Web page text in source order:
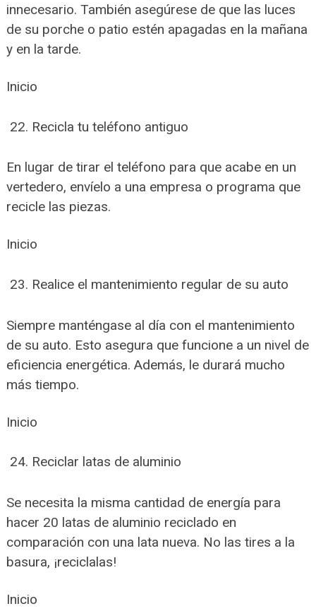
innecesario. También asegúrese de que las luces
de su porche o patio estén apagadas en la mañana
y en la tarde.
Inicio
Recicla tu teléfono antiguo
En lugar de tirar el teléfono para que acabe en un
vertedero, envíelo a una empresa o programa que
recicle las piezas.
Inicio
Realice el mantenimiento regular de su auto
Siempre manténgase al día con el mantenimiento
de su auto. Esto asegura que funcione a un nivel de
eficiencia energética. Además, le durará mucho
más tiempo.
Inicio
Reciclar latas de aluminio
Se necesita la misma cantidad de energía para
hacer 20 latas de aluminio reciclado en
comparación con una lata nueva. No las tires a la
basura, ¡reciclalas!
Inicio